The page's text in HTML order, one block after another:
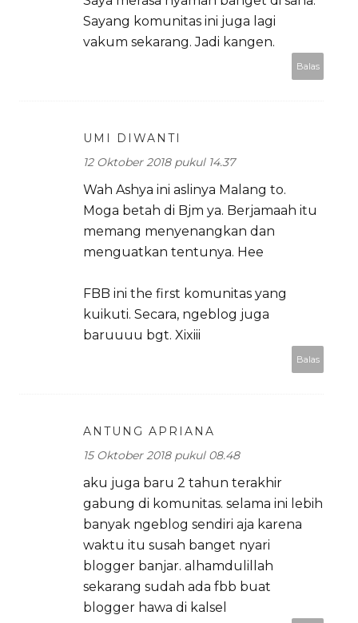
Sayang komunitas ini juga lagi
vakum sekarang. Jadi kangen.
Balas
UMI DIWANTI
12 Oktober 2018 pukul 14.37
Wah Ashya ini aslinya Malang to.
Moga betah di Bjm ya. Berjamaah itu
memang menyenangkan dan
menguatkan tentunya. Hee
FBB ini the first komunitas yang
kuikuti. Secara, ngeblog juga
baruuuu bgt. Xixiii
Balas
ANTUNG APRIANA
15 Oktober 2018 pukul 08.48
aku juga baru 2 tahun terakhir
gabung di komunitas. selama ini lebih
banyak ngeblog sendiri aja karena
waktu itu susah banget nyari
blogger banjar. alhamdulillah
sekarang sudah ada fbb buat
blogger hawa di kalsel